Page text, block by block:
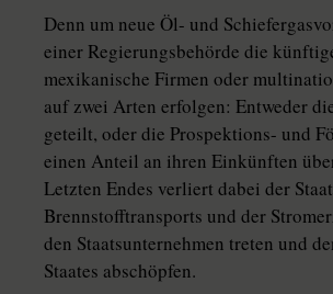
Denn um neue Öl- und
einer Regierungsbehörde die
mexikanische Firmen oder
auf zwei Arten erfolgen: Entweder
geteilt, oder die Prospektions- und
einen Anteil an ihren Einkünften
Letzten Endes verliert dabei der
Brennstofftransports und der
den Staatsunternehmen treten und
Staates abschöpfen.